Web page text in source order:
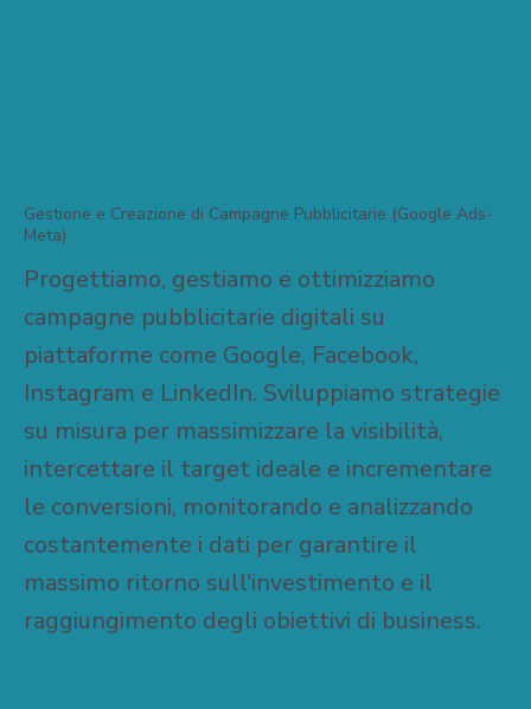
Gestione e Creazione di Campagne Pubblicitarie (Google Ads-
Meta)
Progettiamo, gestiamo e ottimizziamo
campagne pubblicitarie digitali su
piattaforme come Google, Facebook,
Instagram e LinkedIn. Sviluppiamo strategie
su misura per massimizzare la visibilità,
intercettare il target ideale e incrementare
le conversioni, monitorando e analizzando
costantemente i dati per garantire il
massimo ritorno sull'investimento e il
raggiungimento degli obiettivi di business.